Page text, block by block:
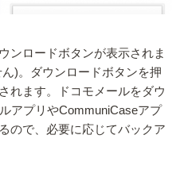
ンロードボタンが表示されま
)。ダウンロードボタンを押
れます。ドコモメールをダウ
アプリやCommuniCaseアプ
ので、必要に応じてバックア